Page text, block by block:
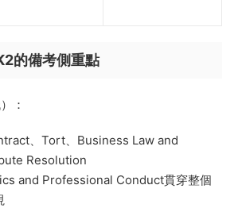
的備考側重點
：
、Tort、Business Law and
Resolution
and Professional Conduct貫穿整個